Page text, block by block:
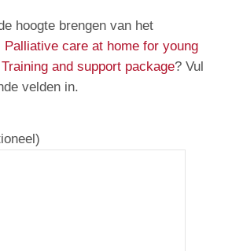
hoogte brengen van het
Palliative care at home for young
and support package? Vul
velden in.